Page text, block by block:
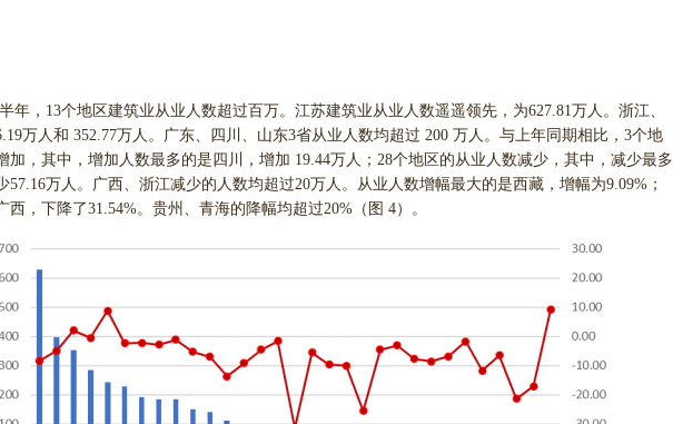
年，13个地区建筑业从业人数超过百万。江苏建筑业从业人数遥遥领先，为627.81万人。浙江、
万人和 352.77万人。广东、四川、山东3省从业人数均超过 200 万人。与上年同期相比，3个地
加，其中，增加人数最多的是四川，增加 19.44万人；28个地区的从业人数减少，其中，减少最多
57.16万人。广西、浙江减少的人数均超过20万人。从业人数增幅最大的是西藏，增幅为9.09%；
西，下降了31.54%。贵州、青海的降幅均超过20%（图 4）。